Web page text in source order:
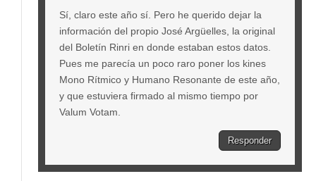
Sí, claro este año sí. Pero he querido dejar la
información del propio José Argüelles, la original
del Boletín Rinri en donde estaban estos datos.
Pues me parecía un poco raro poner los kines
Mono Rítmico y Humano Resonante de este año,
y que estuviera firmado al mismo tiempo por
Valum Votam.
Responder